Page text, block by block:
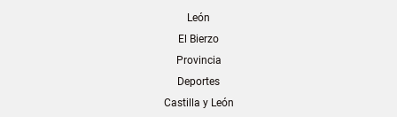
León
El Bierzo
Provincia
Deportes
Castilla y León